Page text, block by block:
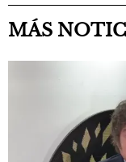
MÁS